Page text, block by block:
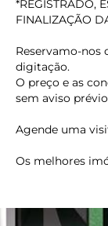
*REGISTRADO,
FINALIZAÇÃO
Reservamo-
digitação.
O preço e as
sem aviso
Agende uma
Os melhores